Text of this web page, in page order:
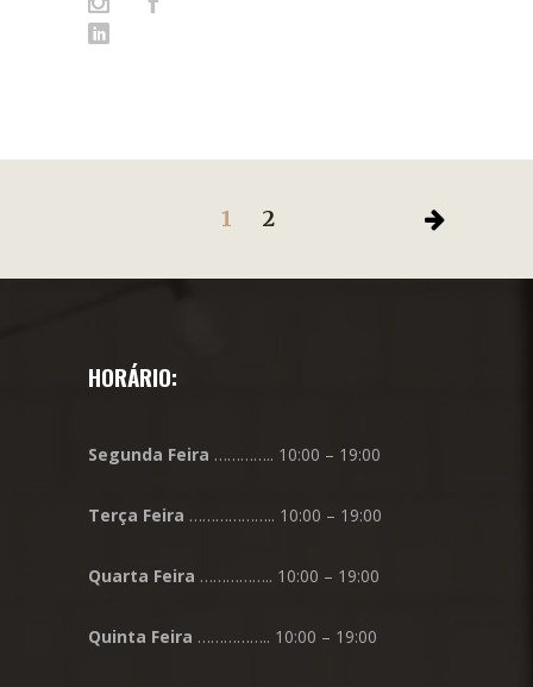
1 2
HORÁRIO:
Segunda Feira ………….. 10:00 – 19:00
Terça Feira ……………….. 10:00 – 19:00
Quarta Feira …………….. 10:00 – 19:00
Quinta Feira …………….. 10:00 – 19:00